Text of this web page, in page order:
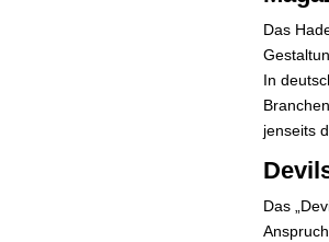
Das
In
jenseits
Das